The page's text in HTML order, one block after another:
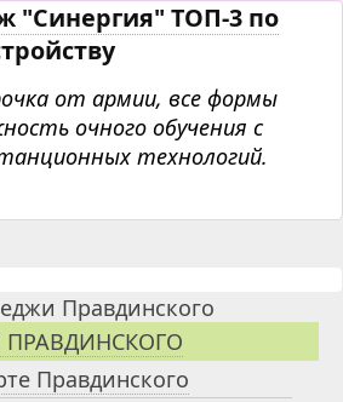
"Синергия" ТОП-3 по
от армии, все формы
очного обучения с
технологий.
Правдинского